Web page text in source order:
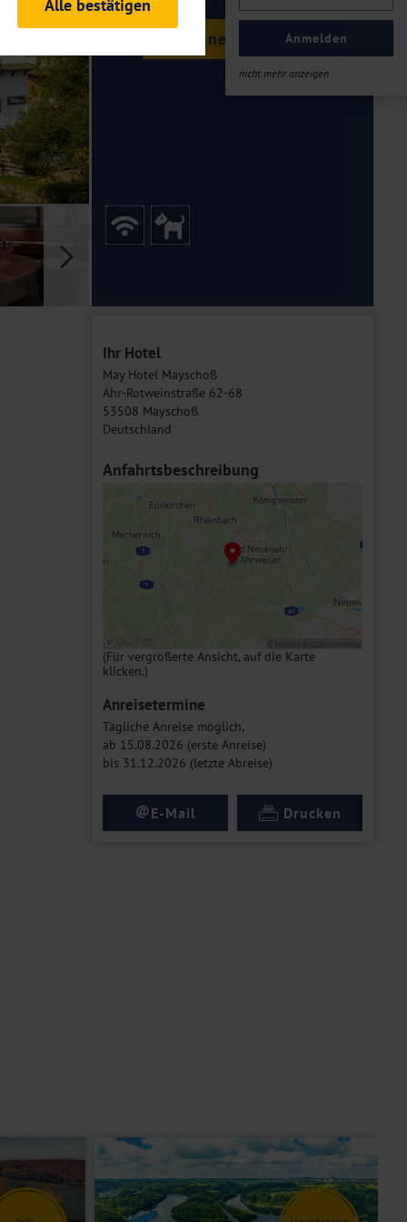
Anmelden
nicht mehr anzeigen
Termine & Preise
Ihr Hotel
May Hotel Mayschoß
Ahr-Rotweinstraße 62-68
53508 Mayschoß
Deutschland
Anfahrtsbeschreibung
(Für vergrößerte Ansicht, auf die Karte
klicken.)
Anreisetermine
Tägliche Anreise möglich,
ab 15.08.2026 (erste Anreise)
bis 31.12.2026 (letzte Abreise)
@E-Mail Drucken
und Analysen. Mithilfe
Auftritts ermitteln und
es zu einer Drittlands
Daten finden Sie in unseren
Alle bestätigen